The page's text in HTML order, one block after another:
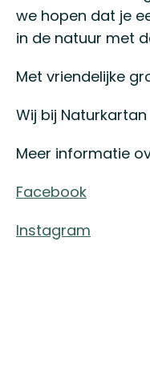
we hopen dat je
in de natuur met
Met vriendelijke
Wij bij Naturkartan
Meer informatie
Facebook
Instagram